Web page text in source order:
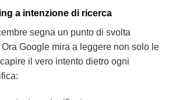
a intenzione di ricerca
segna un punto di svolta
Google mira a leggere non solo le
il vero intento dietro ogni